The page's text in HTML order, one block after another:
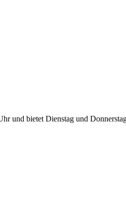
und bietet Dienstag und